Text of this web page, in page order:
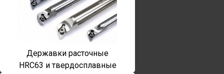
Державки расточные
HRC63 и твердосплавные